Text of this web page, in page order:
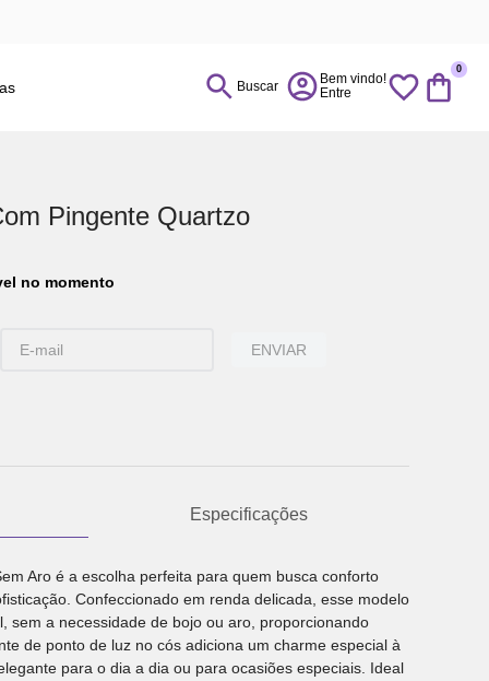
Buscar
0
Pingente Quartzo
no momento
ENVIAR
Especificações
Aro é a escolha perfeita para quem busca conforto
Confeccionado em renda delicada, esse modelo
sem a necessidade de bojo ou aro, proporcionando
de ponto de luz no cós adiciona um charme especial à
para o dia a dia ou para ocasiões especiais. Ideal